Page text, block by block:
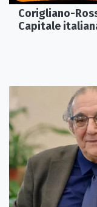
Corigliano-
Capitale